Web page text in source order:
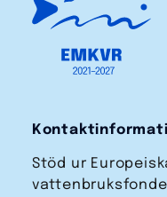
Stöd ur